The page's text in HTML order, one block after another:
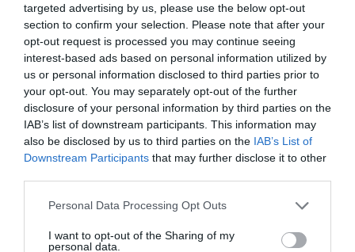
targeted advertising by us, please use the below opt-out
section to confirm your selection. Please note that after your
opt-out request is processed you may continue seeing
interest-based ads based on personal information utilized by
us or personal information disclosed to third parties prior to
your opt-out. You may separately opt-out of the further
disclosure of your personal information by third parties on the
IAB’s list of downstream participants. This information may
also be disclosed by us to third parties on the IAB’s List of
Downstream Participants that may further disclose it to other
Personal Data Processing Opt Outs
I want to opt-out of the Sharing of my
personal data.
distància. Amb el 3G (any 2000 aproximadament)
ja es varen adaptar a les noves necessitats
relacionades amb el tràfic de dades, i vàrem
començar a parlar de Megas. A les tarifes ens
parlaven de quants minuts de trucades podríem
fer, i quants Mb de dades ens podríem
descarregar. Amb aquest 3G ens acostumem ja al
tema de les dades, i cada cop en volem i en
necessitem més. Estem al 2010 i arriba el 4G per
servir millor els usos relacionats amb dades, sobre
no hauríem pogut parlar mai de Netflix, Spotify i